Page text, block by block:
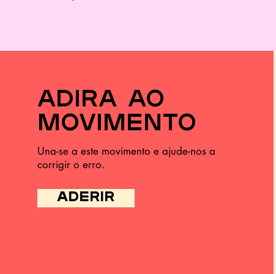
adira ao
movimento
Una-se a este movimento e ajude-nos a
corrigir o erro.
ADERIR